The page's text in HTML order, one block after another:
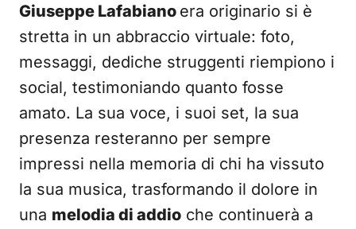
Giuseppe Lafabiano era originario si è
stretta in un abbraccio virtuale: foto,
messaggi, dediche struggenti riempiono i
social, testimoniando quanto fosse
amato. La sua voce, i suoi set, la sua
presenza resteranno per sempre
impressi nella memoria di chi ha vissuto
la sua musica, trasformando il dolore in
una melodia di addio che continuerà a